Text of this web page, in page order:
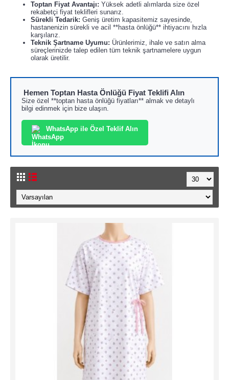
Toptan Fiyat Avantajı: Yüksek adetli alımlarda size özel
rekabetçi fiyat teklifleri sunarız.
Sürekli Tedarik: Geniş üretim kapasitemiz sayesinde,
hastanenizin sürekli ve acil **hasta önlüğü** ihtiyacını hızla
karşılarız.
Teknik Şartname Uyumu: Ürünlerimiz, ihale ve satın alma
süreçlerinizde talep edilen tüm teknik şartnamelere uygun
olarak üretilir.
Hemen Toptan Hasta Önlüğü Fiyat Teklifi Alın
Size özel **toptan hasta önlüğü fiyatları** almak ve detaylı
bilgi edinmek için bize ulaşın.
WhatsApp ile Özel Teklif Alın